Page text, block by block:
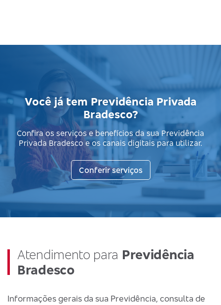
Você já tem Previdência Privada
Bradesco?
Confira os serviços e benefícios da sua Previdência
Privada Bradesco e os canais digitais para utilizar.
Conferir serviços
Atendimento para Previdência
Bradesco
Informações gerais da sua Previdência, consulta de